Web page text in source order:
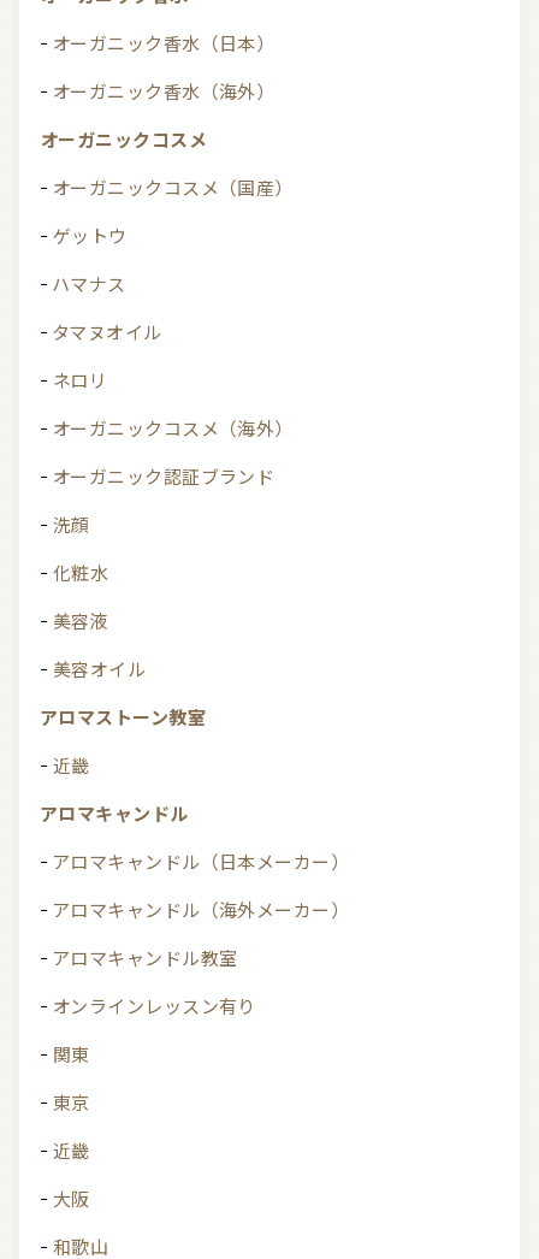
オーガニック香水（日本）
オーガニック香水（海外）
オーガニックコスメ
オーガニックコスメ（国産）
ゲットウ
ハマナス
タマヌオイル
ネロリ
オーガニックコスメ（海外）
オーガニック認証ブランド
洗顔
化粧水
美容液
美容オイル
アロマストーン教室
近畿
アロマキャンドル
アロマキャンドル（日本メーカー）
アロマキャンドル（海外メーカー）
アロマキャンドル教室
オンラインレッスン有り
関東
東京
近畿
大阪
和歌山